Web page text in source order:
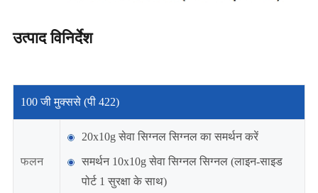
उत्पाद विनिर्देश
100 जी मुक्ससे (पी 422)
फलन
20x10g सेवा सिग्नल सिग्नल का समर्थन करें
समर्थन 10x10g सेवा सिग्नल सिग्नल (लाइन-साइड
पोर्ट 1 सुरक्षा के साथ)